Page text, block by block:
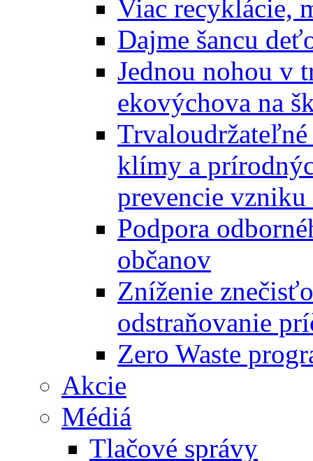
Viac recyklácie,
Dajme šancu
Jednou nohou v
ekovýchova na
klímy a
prevencie vzniku
Podpora
občanov
Zníženie
odstraňovanie
Zero Waste
Akcie
Médiá
Tlačové správy